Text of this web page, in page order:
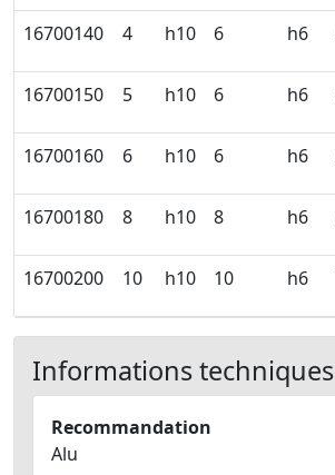
16700140 4 h10 6 h6
16700150 5 h10 6 h6
16700160 6 h10 6 h6
16700180 8 h10 8 h6
16700200 10 h10 10 h6
Informations techniques
Recommandation
Alu